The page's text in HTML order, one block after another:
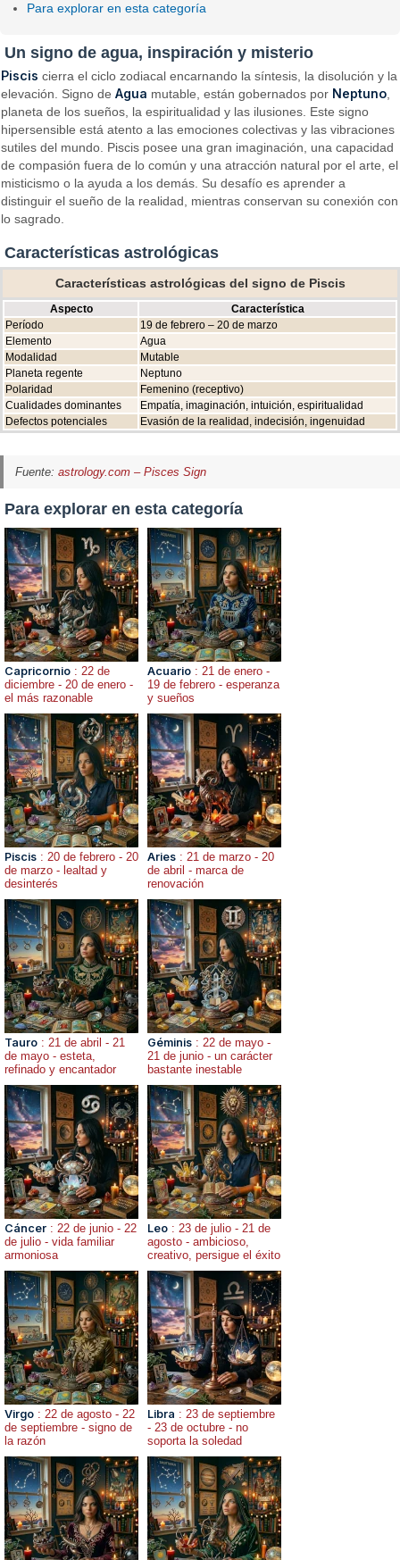
Para explorar en esta categoría
Un signo de agua, inspiración y misterio
Piscis cierra el ciclo zodiacal encarnando la síntesis, la disolución y la
elevación. Signo deAgua mutable, están gobernados por Neptuno,
planeta de los sueños, la espiritualidad y las ilusiones. Este signo
hipersensible está atento a las emociones colectivas y las vibraciones
sutiles del mundo. Piscis posee una gran imaginación, una capacidad
de compasión fuera de lo común y una atracción natural por el arte, el
misticismo o la ayuda a los demás. Su desafío es aprender a
distinguir el sueño de la realidad, mientras conservan su conexión con
lo sagrado.
Características astrológicas
Características astrológicas del signo de Piscis
Aspecto
Característica
Período
19 de febrero – 20 de marzo
Elemento
Agua
Modalidad
Mutable
Planeta regente
Neptuno
Polaridad
Femenino (receptivo)
Cualidades dominantes
Empatía, imaginación, intuición, espiritualidad
Defectos potenciales
Evasión de la realidad, indecisión, ingenuidad
Fuente: astrology.com – Pisces Sign
Para explorar en esta categoría
Capricornio : 22 de
diciembre - 20 de enero -
el más razonable
Acuario : 21 de enero -
19 de febrero - esperanza
y sueños
Piscis : 20 de febrero - 20
de marzo - lealtad y
desinterés
Aries : 21 de marzo - 20
de abril - marca de
renovación
Tauro : 21 de abril - 21
de mayo - esteta,
refinado y encantador
Géminis : 22 de mayo -
21 de junio - un carácter
bastante inestable
Cáncer : 22 de junio - 22
de julio - vida familiar
armoniosa
Leo : 23 de julio - 21 de
agosto - ambicioso,
creativo, persigue el éxito
Virgo : 22 de agosto - 22
de septiembre - signo de
la razón
Libra : 23 de septiembre
- 23 de octubre - no
soporta la soledad